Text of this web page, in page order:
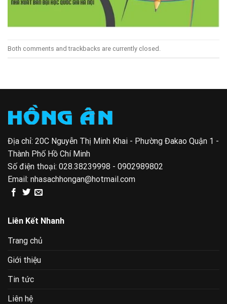
Both comments and trackbacks are currently closed.
Địa chỉ: 20C Nguyễn Thị Minh Khai - Phường Đakao Quận 1 -
Thành Phố Hồ Chí Minh
Số điện thoại: 028.38239998 - 0902989802
Email: nhasachhongan@hotmail.com
Liên Kết Nhanh
Trang chủ
Giới thiệu
Tin tức
Liên hệ